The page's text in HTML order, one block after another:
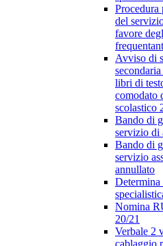
Procedura
del
favore
Avviso di
libri di
comodato
scolastico
Bando di
servizio di
Bando di
servizio
annullato
Determina
Nomina
20/21
Verbale 2